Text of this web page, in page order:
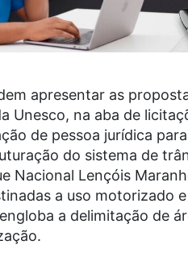
apresentar as
Unesco, na aba de
de pessoa jurídica
do sistema de
Nacional Lençóis
a uso motorizado
a delimitação de